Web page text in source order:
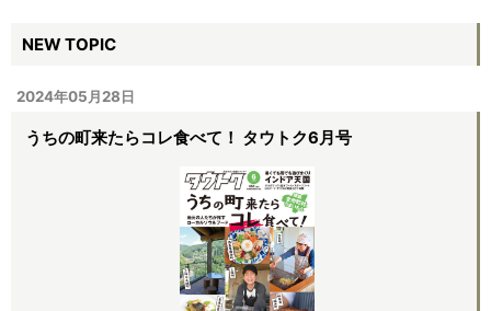
NEW TOPIC
2024年05月28日
うちの町来たらコレ食べて！ タウトク6月号